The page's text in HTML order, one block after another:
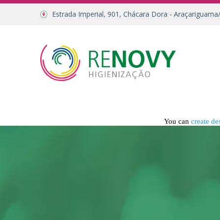
Estrada Imperial, 901, Chácara Dora -
You can create